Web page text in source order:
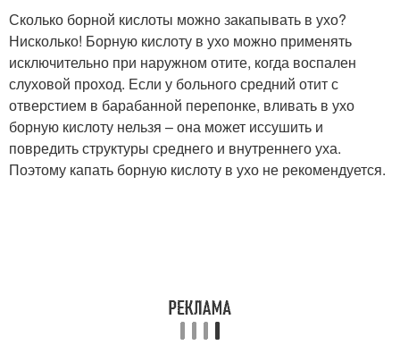
Сколько борной кислоты можно закапывать в ухо?
Нисколько! Борную кислоту в ухо можно применять
исключительно при наружном отите, когда воспален
слуховой проход. Если у больного средний отит с
отверстием в барабанной перепонке, вливать в ухо
борную кислоту нельзя – она может иссушить и
повредить структуры среднего и внутреннего уха.
Поэтому капать борную кислоту в ухо не рекомендуется.